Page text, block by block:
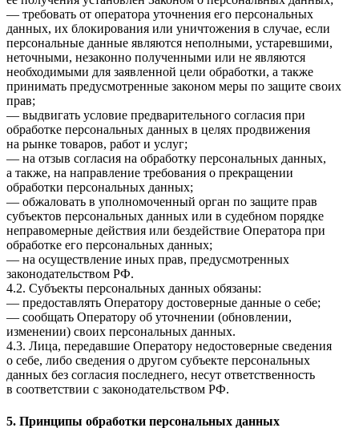
— требовать от оператора уточнения его персональных
данных, их блокирования или уничтожения в случае, если
персональные данные являются неполными, устаревшими,
неточными, незаконно полученными или не являются
необходимыми для заявленной цели обработки, а также
принимать предусмотренные законом меры по защите своих
прав;
— выдвигать условие предварительного согласия при
обработке персональных данных в целях продвижения
на рынке товаров, работ и услуг;
— на отзыв согласия на обработку персональных данных,
а также, на направление требования о прекращении
обработки персональных данных;
— обжаловать в уполномоченный орган по защите прав
субъектов персональных данных или в судебном порядке
неправомерные действия или бездействие Оператора при
обработке его персональных данных;
— на осуществление иных прав, предусмотренных
законодательством РФ.
4.2. Субъекты персональных данных обязаны:
— предоставлять Оператору достоверные данные о себе;
— сообщать Оператору об уточнении (обновлении,
изменении) своих персональных данных.
4.3. Лица, передавшие Оператору недостоверные сведения
о себе, либо сведения о другом субъекте персональных
данных без согласия последнего, несут ответственность
в соответствии с законодательством РФ.
5. Принципы обработки персональных данных